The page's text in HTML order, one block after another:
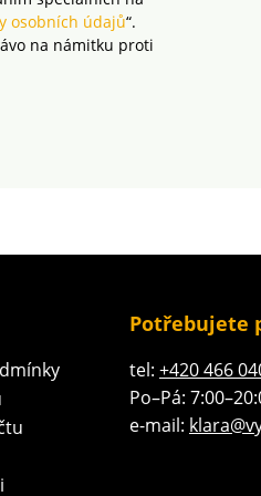
osobních údajů“.
na námitku proti
Potřebujete
tel: +420 466
Po–Pá:
e-mail: